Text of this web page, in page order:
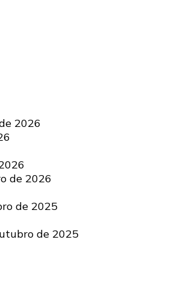
2026
de 2026
de 2025
de 2025